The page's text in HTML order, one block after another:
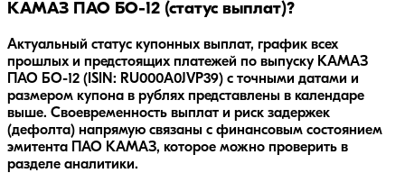
КАМАЗ ПАО БО-12 (статус выплат)?
Актуальный статус купонных выплат, график всех
прошлых и предстоящих платежей по выпуску КАМАЗ
ПАО БО-12 (ISIN: RU000A0JVP39) с точными датами и
размером купона в рублях представлены в календаре
выше. Своевременность выплат и риск задержек
(дефолта) напрямую связаны с финансовым состоянием
эмитента ПАО КАМАЗ, которое можно проверить в
разделе аналитики.